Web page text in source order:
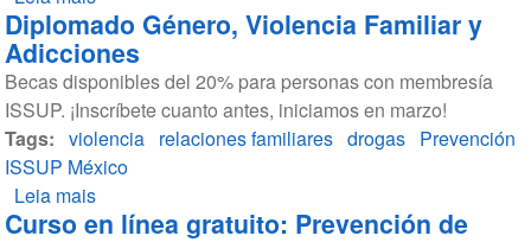
Cancún
Maestría
en
Gestión
de
Adicciones
Diplomado Género, Violencia Familiar y
Adicciones
Becas disponibles del 20% para personas con membresía
ISSUP. ¡Inscríbete cuanto antes, iniciamos en marzo!
Tags
violencia relaciones familiares drogas Prevención
ISSUP México
Leia maissobre
Diplomado
Curso en línea gratuito: Prevención de